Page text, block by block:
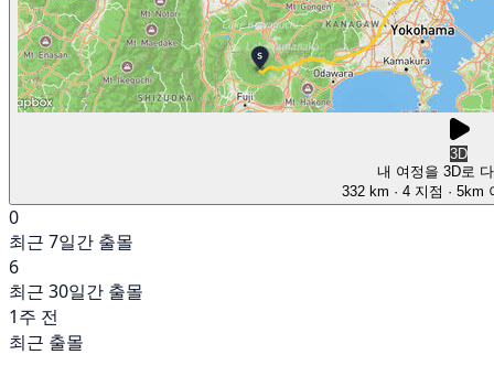
3D
내 여정을 3D로
332 km · 4 지점 · 5km
0
최근 7일간 출몰
6
최근 30일간 출몰
1주 전
최근 출몰